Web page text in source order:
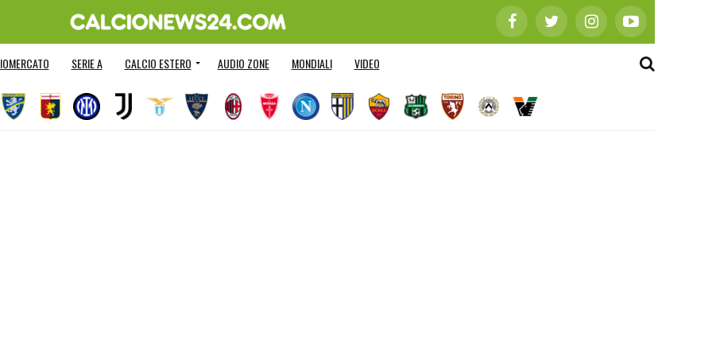
SERIE A CALCIO ESTERO AUDIO ZONE MONDIALI VIDEO